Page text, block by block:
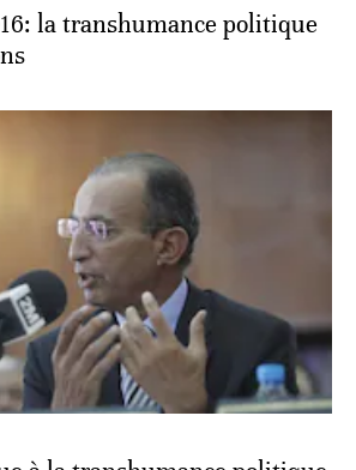
la transhumance politique